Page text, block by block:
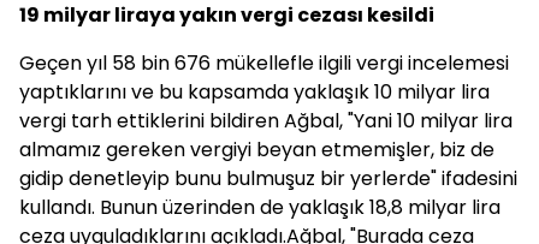
19 milyar liraya yakın vergi cezası kesildi
Geçen yıl 58 bin 676 mükellefle ilgili vergi incelemesi
yaptıklarını ve bu kapsamda yaklaşık 10 milyar lira
vergi tarh ettiklerini bildiren Ağbal, "Yani 10 milyar lira
almamız gereken vergiyi beyan etmemişler, biz de
gidip denetleyip bunu bulmuşuz bir yerlerde" ifadesini
kullandı. Bunun üzerinden de yaklaşık 18,8 milyar lira
ceza uyguladıklarını açıkladı.Ağbal, "Burada ceza